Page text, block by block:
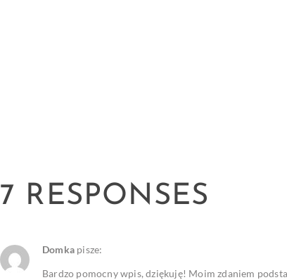
7 RESPONSES
Domka pisze:
Bardzo pomocny wpis, dziękuję! Moim zdaniem